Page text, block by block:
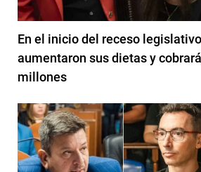
En el inicio del receso
aumentaron sus dietas y
millones